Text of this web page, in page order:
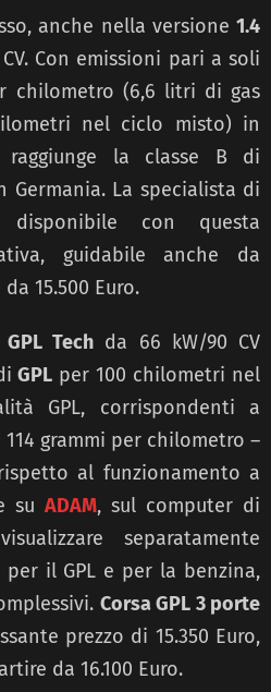
anche nella versione 1.4
Con emissioni pari a soli
chilometro (6,6 litri di gas
nel ciclo misto) in
la classe B di
Germania. La specialista di
disponibile con questa
guidabile anche da
15.500 Euro.
Tech da 66 kW/90 CV
GPL per 100 chilometri nel
GPL, corrispondenti a
grammi per chilometro –
al funzionamento a
su ADAM, sul computer di
separatamente
il GPL e per la benzina,
Corsa GPL 3 porte
prezzo di 15.350 Euro,
da 16.100 Euro.